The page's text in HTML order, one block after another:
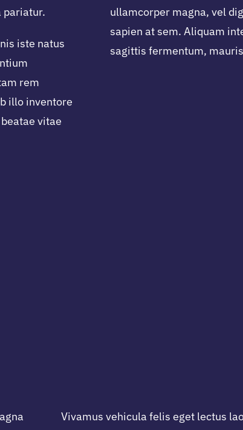
pariatur.
iste natus
rem
illo inventore
vitae
ullamcorper magna, vel
sapien at sem. Aliquam
sagittis fermentum,
Vivamus vehicula felis eget lectus